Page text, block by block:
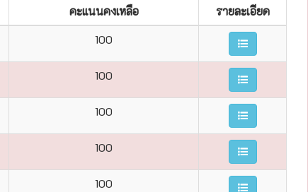
คะแนนคงเหลือ
รายละเอียด
100
100
100
100
100